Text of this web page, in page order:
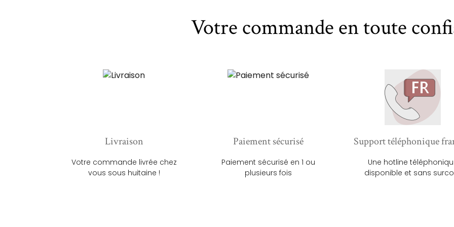
Votre commande en toute
Livraison
Votre commande livrée chez
vous sous huitaine !
Paiement sécurisé
Paiement sécurisé en 1 ou
plusieurs fois
Support téléphonique
Une hotline
disponible et sans